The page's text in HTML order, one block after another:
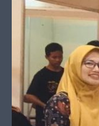
Skip to content